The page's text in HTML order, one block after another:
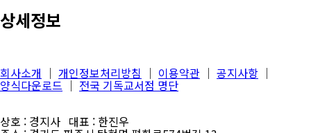
상세정보
회사소개 │ 개인정보처리방침 │ 이용약관 │ 공지사항 │
양식다운로드 │ 전국 기독교서점 명단
상호 : 경지사 대표 : 한진우